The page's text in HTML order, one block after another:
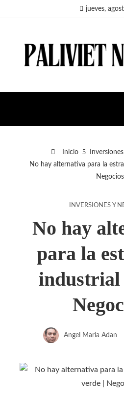
jueves,
Inicio
No hay alternativa para la
Negocios
INVERSIONES Y
No hay
para la
industrial
Angel Maria Adan